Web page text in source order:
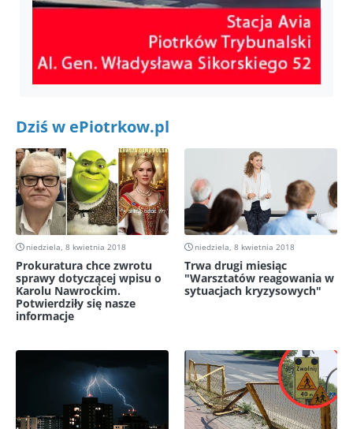
Dziś w ePiotrkow.pl
niedziela, 8 kwietnia 2018
Prokuratura chce zwrotu
sprawy dotyczącej wpisu o
Karolu Nawrockim.
Potwierdziły się nasze
informacje
niedziela, 8 kwietnia 2018
Trwa drugi miesiąc
"Warsztatów reagowania w
sytuacjach kryzysowych"